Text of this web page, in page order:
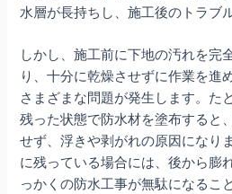
水層が長持ちし、施工後のトラブ
しかし、施工前に下地の汚れを完
り、十分に乾燥させずに作業を進
さまざまな問題が発生します。た
残った状態で防水材を塗布すると
せず、浮きや剥がれの原因になり
に残っている場合には、後から膨
っかくの防水工事が無駄になるこ